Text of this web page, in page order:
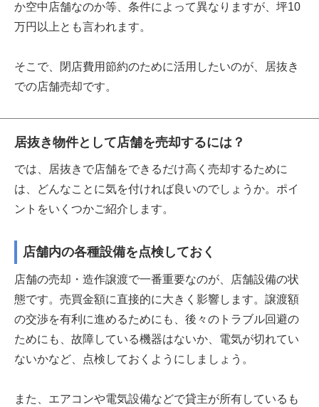
か空中店舗なのか等、条件によって異なりますが、坪10
万円以上とも言われます。
そこで、閉店費用節約のために活用したいのが、居抜き
での店舗売却です。
居抜き物件として店舗を売却するには？
では、居抜きで店舗をできるだけ高く売却するために
は、どんなことに気を付ければ良いのでしょうか。ポイ
ントをいくつかご紹介します。
店舗内の各種設備を点検しておく
店舗の売却・造作譲渡で一番重要なのが、店舗設備の状
態です。売買金額に直接的に大きく影響します。譲渡額
の交渉を有利に進めるためにも、後々のトラブル回避の
ためにも、故障している機器はないか、電気が切れてい
ないかなど、点検しておくようにしましょう。
また、エアコンや電気設備などで貸主が所有しているも